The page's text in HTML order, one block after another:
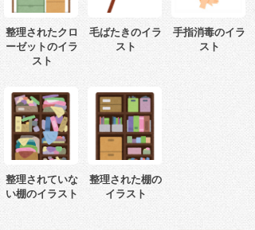
整理されたクロ
ーゼットのイラ
スト
毛ばたきのイラ
スト
手指消毒のイラ
スト
整理されていな
い棚のイラスト
整理された棚の
イラスト